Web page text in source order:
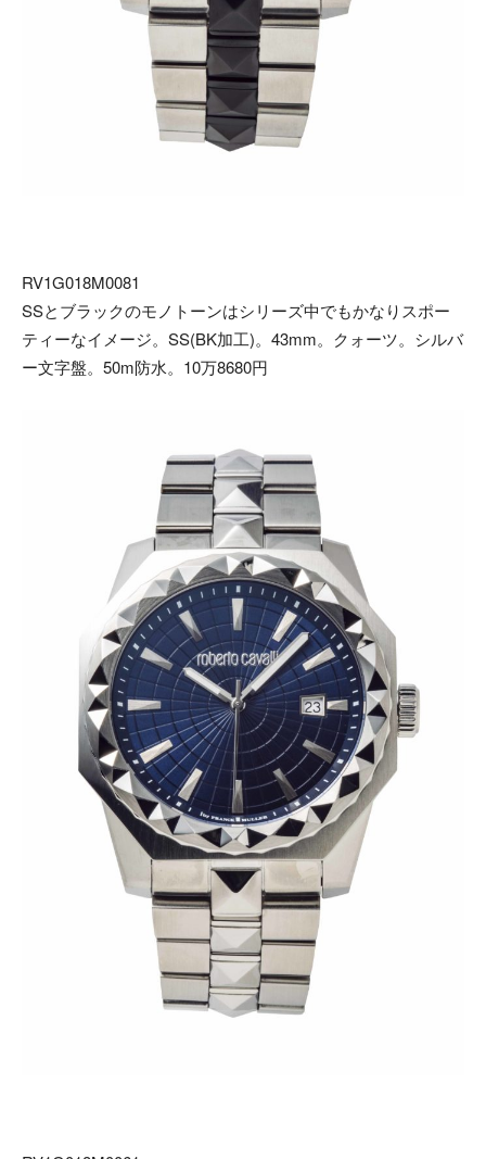
RV1G018M0081
SSとブラックのモノトーンはシリーズ中でもかなりスポー
ティーなイメージ。SS(BK加工)。43mm。クォーツ。シルバ
ー文字盤。50m防水。10万8680円